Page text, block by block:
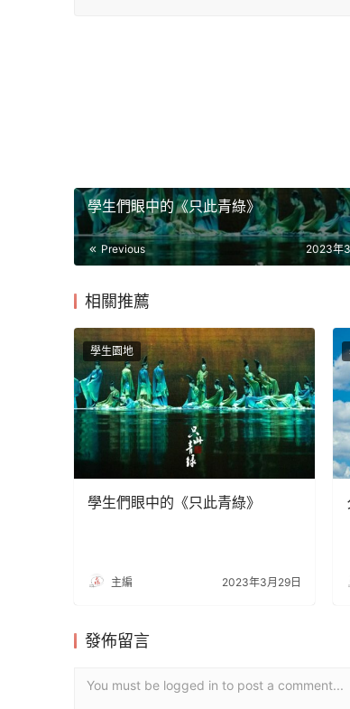
學生們眼中的《只此青綠》
Previous 2023年
相關推薦
學生園地
學生們眼中的《只此青綠》
主編 2023年3月29日
發佈留言
You must be logged in to post a comment...